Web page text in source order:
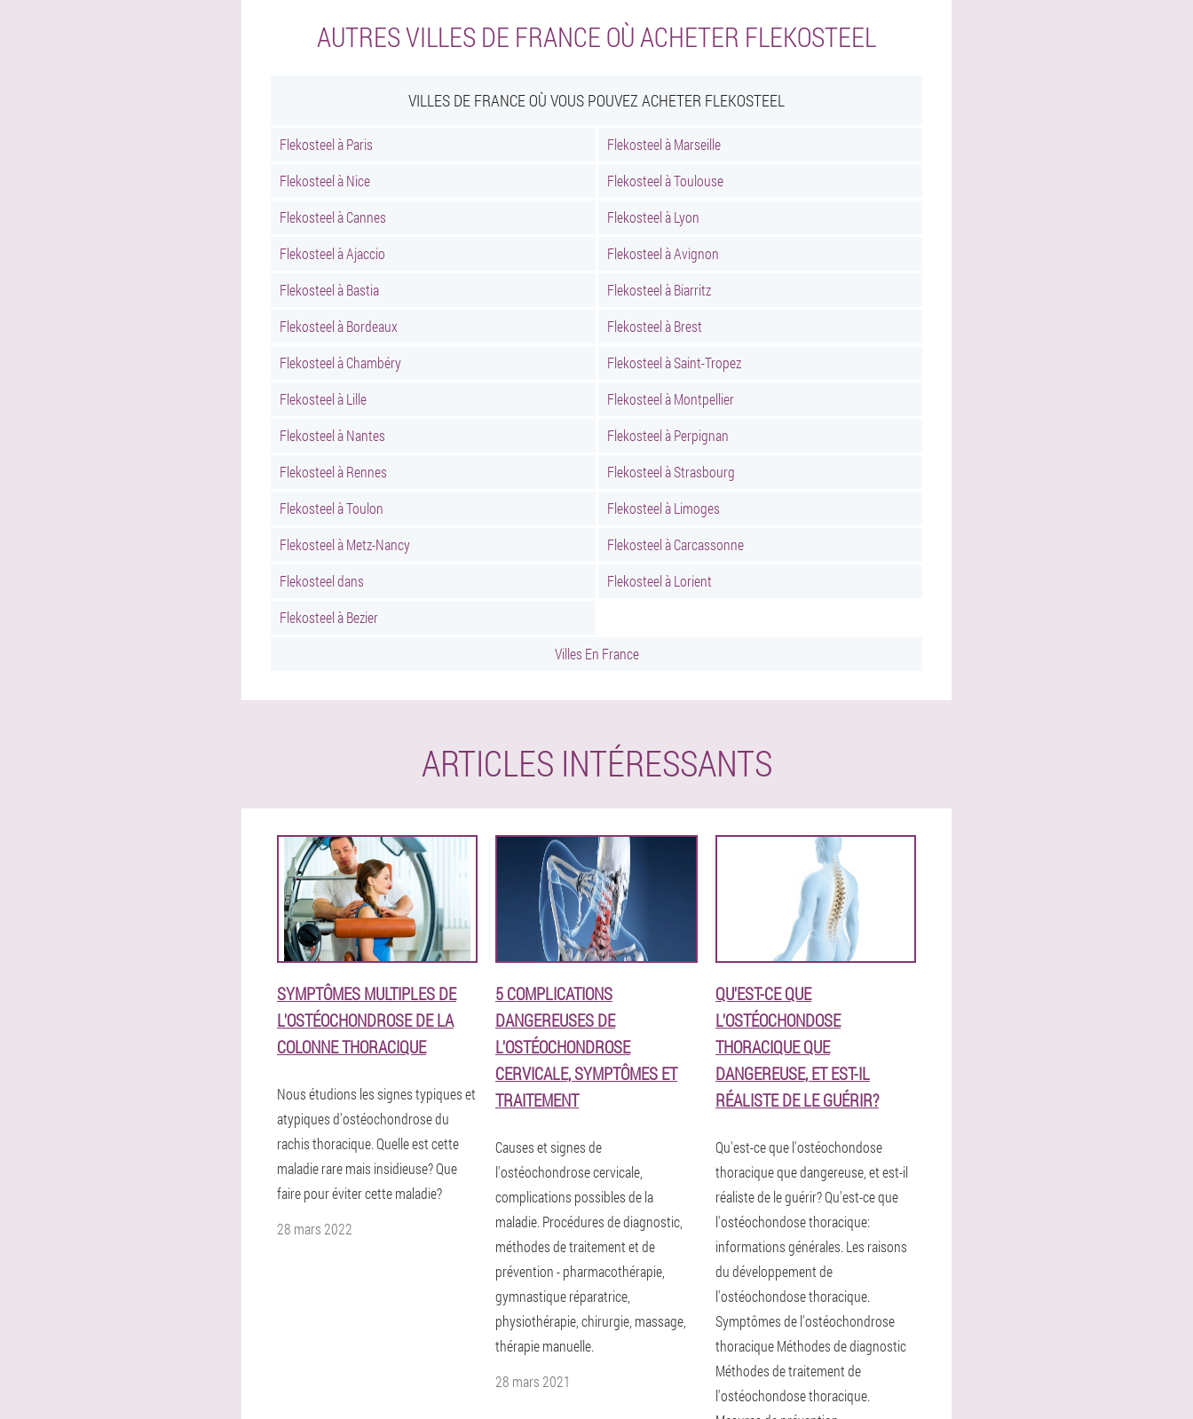
AUTRES VILLES DE FRANCE OÙ ACHETER FLEKOSTEEL
VILLES DE FRANCE OÙ VOUS POUVEZ ACHETER FLEKOSTEEL
Flekosteel à Paris
Flekosteel à Marseille
Flekosteel à Nice
Flekosteel à Toulouse
Flekosteel à Cannes
Flekosteel à Lyon
Flekosteel à Ajaccio
Flekosteel à Avignon
Flekosteel à Bastia
Flekosteel à Biarritz
Flekosteel à Bordeaux
Flekosteel à Brest
Flekosteel à Chambéry
Flekosteel à Saint-Tropez
Flekosteel à Lille
Flekosteel à Montpellier
Flekosteel à Nantes
Flekosteel à Perpignan
Flekosteel à Rennes
Flekosteel à Strasbourg
Flekosteel à Toulon
Flekosteel à Limoges
Flekosteel à Metz-Nancy
Flekosteel à Carcassonne
Flekosteel dans
Flekosteel à Lorient
Flekosteel à Bezier
Villes En France
ARTICLES INTÉRESSANTS
SYMPTÔMES MULTIPLES DE
L'OSTÉOCHONDROSE DE LA
COLONNE THORACIQUE
Nous étudions les signes typiques et
atypiques d'ostéochondrose du
rachis thoracique. Quelle est cette
maladie rare mais insidieuse? Que
faire pour éviter cette maladie?
28 mars 2022
5 COMPLICATIONS
DANGEREUSES DE
L'OSTÉOCHONDROSE
CERVICALE, SYMPTÔMES ET
TRAITEMENT
Causes et signes de
l'ostéochondrose cervicale,
complications possibles de la
maladie. Procédures de diagnostic,
méthodes de traitement et de
prévention - pharmacothérapie,
gymnastique réparatrice,
physiothérapie, chirurgie, massage,
thérapie manuelle.
28 mars 2021
QU'EST-CE QUE
L'OSTÉOCHONDOSE
THORACIQUE QUE
DANGEREUSE, ET EST-IL
RÉALISTE DE LE GUÉRIR?
Qu'est-ce que l'ostéochondose
thoracique que dangereuse, et est-il
réaliste de le guérir? Qu'est-ce que
l'ostéochondose thoracique:
informations générales. Les raisons
du développement de
l'ostéochondose thoracique.
Symptômes de l'ostéochondrose
thoracique Méthodes de diagnostic
Méthodes de traitement de
l'ostéochondose thoracique.